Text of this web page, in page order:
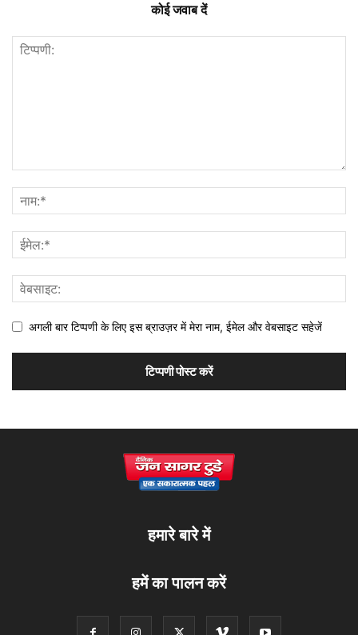
कोई जवाब दें
अगली बार टिप्पणी के लिए इस ब्राउज़र में मेरा नाम, ईमेल और वेबसाइट सहेजें
हमारे बारे में
हमें का पालन करें